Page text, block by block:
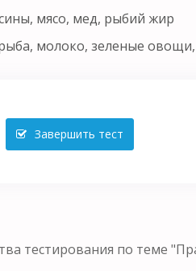
мясо, мед, рыбий жир
молоко, зеленые
Завершить тест
тестирования по теме